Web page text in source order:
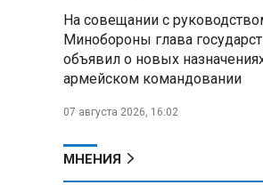
На совещании с
Минобороны глава
объявил о новых
армейском командовании
07 августа 2026, 16:02
МНЕНИЯ